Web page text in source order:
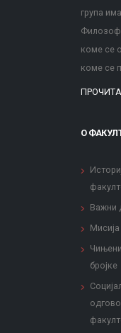
група
коме се
коме се
О
Важни
Мисија
бројке